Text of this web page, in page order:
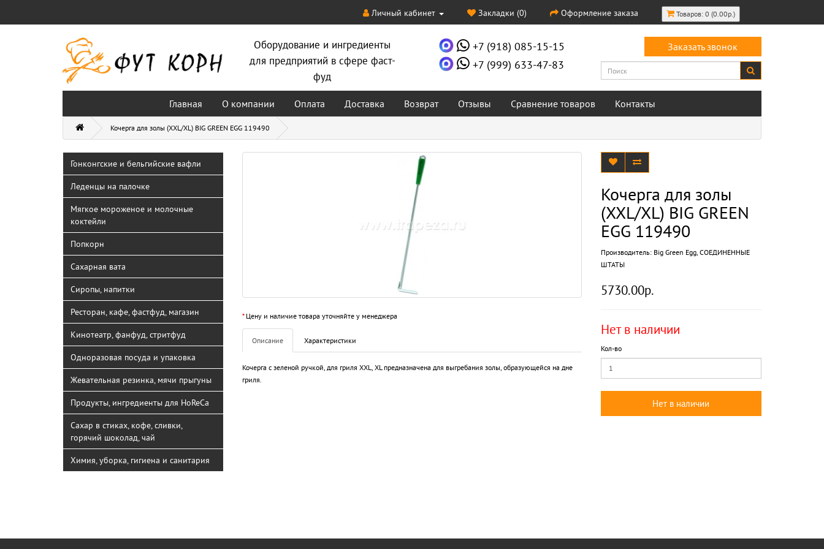
Личный кабинет Закладки (0) Оформление заказа Товаров: 0 (0.00р.)
Оборудование и ингредиенты
для предприятий в сфере фаст-
фуд
+7 (918) 085-15-15
+7 (999) 633-47-83
Заказать звонок
Главная О компании Оплата Доставка Возврат Отзывы Сравнение товаров Контакты
Кочерга для золы (XXL/XL) BIG GREEN EGG 119490
Гонконгские и бельгийские вафли
Леденцы на палочке
Мягкое мороженое и молочные
коктейли
Попкорн
Сахарная вата
Сиропы, напитки
Ресторан, кафе, фастфуд, магазин
Кинотеатр, фанфуд, стритфуд
Одноразовая посуда и упаковка
Жевательная резинка, мячи прыгуны
Продукты, ингредиенты для HoReCa
Сахар в стиках, кофе, сливки,
горячий шоколад, чай
Химия, уборка, гигиена и санитария
*Цену и наличие товара уточняйте у менеджера
Кочерга для золы
(XXL/XL) BIG GREEN
EGG 119490
Производитель: Big Green Egg, СОЕДИНЕННЫЕ
ШТАТЫ
5730.00р.
Нет в наличии
Кол-во
Нет в наличии
Описание Характеристики
Кочерга с зеленой ручкой, для гриля XXL, XL предназначена для выгребания золы, образующейся на дне
гриля.